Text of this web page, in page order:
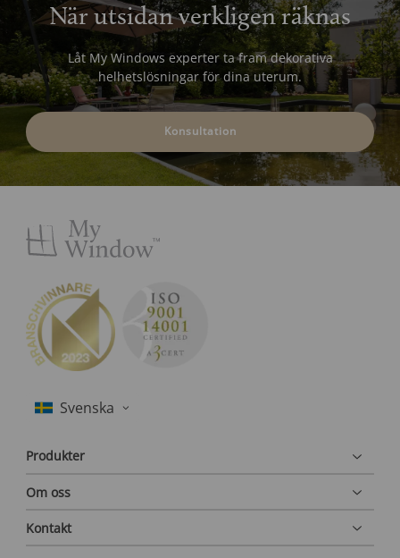
När utsidan verkligen räknas
Låt My Windows experter ta fram dekorativa
helhetslösningar för dina uterum.
Konsultation
Produkter
Om oss
Kontakt